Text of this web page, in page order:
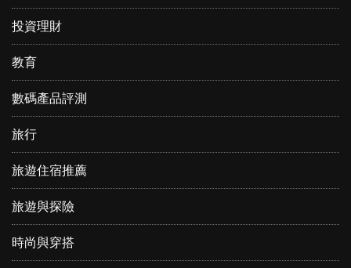
投資理財
教育
數碼產品評測
旅行
旅遊住宿推薦
旅遊與探險
時尚與穿搭